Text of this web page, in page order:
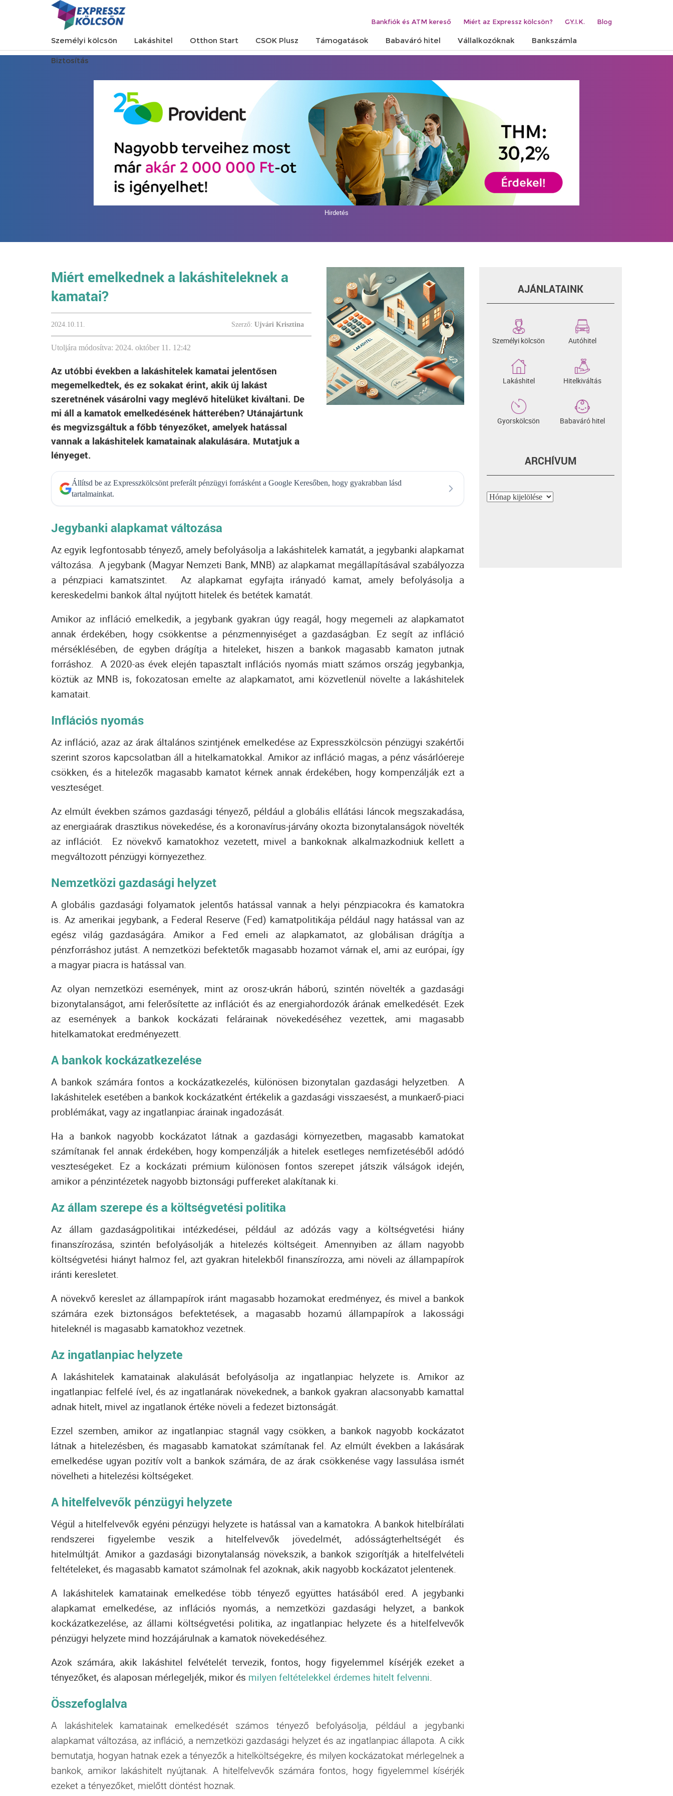
Bankfiók és ATM kereső Miért az Expressz kölcsön? GY.I.K. Blog
Személyi kölcsön Lakáshitel Otthon Start CSOK Plusz Támogatások Babaváró hitel Vállalkozóknak Bankszámla
Biztosítás
Hirdetés
Miért emelkednek a lakáshiteleknek a
kamatai?
2024.10.11. Szerző: Ujvári Krisztina
Utoljára módosítva: 2024. október 11. 12:42
Az utóbbi években a lakáshitelek kamatai jelentősen
megemelkedtek, és ez sokakat érint, akik új lakást
szeretnének vásárolni vagy meglévő hitelüket kiváltani. De
mi áll a kamatok emelkedésének hátterében? Utánajártunk
és megvizsgáltuk a főbb tényezőket, amelyek hatással
vannak a lakáshitelek kamatainak alakulására. Mutatjuk a
lényeget.
Állítsd be az Expresszkölcsönt preferált pénzügyi forrásként a Google Keresőben, hogy gyakrabban lásd
tartalmainkat.
Jegybanki alapkamat változása
Az egyik legfontosabb tényező, amely befolyásolja a lakáshitelek kamatát, a jegybanki alapkamat
változása. A jegybank (Magyar Nemzeti Bank, MNB) az alapkamat megállapításával szabályozza
a pénzpiaci kamatszintet. Az alapkamat egyfajta irányadó kamat, amely befolyásolja a
kereskedelmi bankok által nyújtott hitelek és betétek kamatát.
Amikor az infláció emelkedik, a jegybank gyakran úgy reagál, hogy megemeli az alapkamatot
annak érdekében, hogy csökkentse a pénzmennyiséget a gazdaságban. Ez segít az infláció
mérséklésében, de egyben drágítja a hiteleket, hiszen a bankok magasabb kamaton jutnak
forráshoz. A 2020-as évek elején tapasztalt inflációs nyomás miatt számos ország jegybankja,
köztük az MNB is, fokozatosan emelte az alapkamatot, ami közvetlenül növelte a lakáshitelek
kamatait.
Inflációs nyomás
Az infláció, azaz az árak általános szintjének emelkedése az Expresszkölcsön pénzügyi szakértői
szerint szoros kapcsolatban áll a hitelkamatokkal. Amikor az infláció magas, a pénz vásárlóereje
csökken, és a hitelezők magasabb kamatot kérnek annak érdekében, hogy kompenzálják ezt a
veszteséget.
Az elmúlt években számos gazdasági tényező, például a globális ellátási láncok megszakadása,
az energiaárak drasztikus növekedése, és a koronavírus-járvány okozta bizonytalanságok növelték
az inflációt. Ez növekvő kamatokhoz vezetett, mivel a bankoknak alkalmazkodniuk kellett a
megváltozott pénzügyi környezethez.
Nemzetközi gazdasági helyzet
A globális gazdasági folyamatok jelentős hatással vannak a helyi pénzpiacokra és kamatokra
is.Az amerikai jegybank, a Federal Reserve (Fed) kamatpolitikája például nagy hatással van az
egész világ gazdaságára. Amikor a Fed emeli az alapkamatot, az globálisan drágítja a
pénzforráshoz jutást. A nemzetközi befektetők magasabb hozamot várnak el, ami az európai, így
a magyar piacra is hatással van.
Az olyan nemzetközi események, mint az orosz-ukrán háború, szintén növelték a gazdasági
bizonytalanságot, ami felerősítette az inflációt és az energiahordozók árának emelkedését. Ezek
az események a bankok kockázati felárainak növekedéséhez vezettek, ami magasabb
hitelkamatokat eredményezett.
A bankok kockázatkezelése
A bankok számára fontos a kockázatkezelés, különösen bizonytalan gazdasági helyzetben. A
lakáshitelek esetében a bankok kockázatként értékelik a gazdasági visszaesést, a munkaerő-piaci
problémákat, vagy az ingatlanpiac árainak ingadozását.
Ha a bankok nagyobb kockázatot látnak a gazdasági környezetben, magasabb kamatokat
számítanak fel annak érdekében, hogy kompenzálják a hitelek esetleges nemfizetéséből adódó
veszteségeket. Ez a kockázati prémium különösen fontos szerepet játszik válságok idején,
amikor a pénzintézetek nagyobb biztonsági puffereket alakítanak ki.
Az állam szerepe és a költségvetési politika
Az állam gazdaságpolitikai intézkedései, például az adózás vagy a költségvetési hiány
finanszírozása, szintén befolyásolják a hitelezés költségeit. Amennyiben az állam nagyobb
költségvetési hiányt halmoz fel, azt gyakran hitelekből finanszírozza, ami növeli az állampapírok
iránti keresletet.
A növekvő kereslet az állampapírok iránt magasabb hozamokat eredményez, és mivel a bankok
számára ezek biztonságos befektetések, a magasabb hozamú állampapírok a lakossági
hiteleknél is magasabb kamatokhoz vezetnek.
Az ingatlanpiac helyzete
A lakáshitelek kamatainak alakulását befolyásolja az ingatlanpiac helyzete is. Amikor az
ingatlanpiac felfelé ível, és az ingatlanárak növekednek, a bankok gyakran alacsonyabb kamattal
adnak hitelt, mivel az ingatlanok értéke növeli a fedezet biztonságát.
Ezzel szemben, amikor az ingatlanpiac stagnál vagy csökken, a bankok nagyobb kockázatot
látnak a hitelezésben, és magasabb kamatokat számítanak fel.Az elmúlt években a lakásárak
emelkedése ugyan pozitív volt a bankok számára, de az árak csökkenése vagy lassulása ismét
növelheti a hitelezési költségeket.
A hitelfelvevők pénzügyi helyzete
Végül a hitelfelvevők egyéni pénzügyi helyzete is hatással van a kamatokra. A bankok hitelbírálati
rendszerei figyelembe veszik a hitelfelvevők jövedelmét, adósságterheltségét és
hitelmúltját. Amikor a gazdasági bizonytalanság növekszik, a bankok szigorítják a hitelfelvételi
feltételeket, és magasabb kamatot számolnak fel azoknak, akik nagyobb kockázatot jelentenek.
A lakáshitelek kamatainak emelkedése több tényező együttes hatásából ered. A jegybanki
alapkamat emelkedése, az inflációs nyomás, a nemzetközi gazdasági helyzet, a bankok
kockázatkezelése, az állami költségvetési politika, az ingatlanpiac helyzete és a hitelfelvevők
pénzügyi helyzete mind hozzájárulnak a kamatok növekedéséhez.
Azok számára, akik lakáshitel felvételét tervezik, fontos, hogy figyelemmel kísérjék ezeket a
tényezőket, és alaposan mérlegeljék, mikor és milyen feltételekkel érdemes hitelt felvenni.
Összefoglalva
A lakáshitelek kamatainak emelkedését számos tényező befolyásolja, például a jegybanki
alapkamat változása, az infláció, a nemzetközi gazdasági helyzet és az ingatlanpiac állapota. A cikk
bemutatja, hogyan hatnak ezek a tényezők a hitelköltségekre, és milyen kockázatokat mérlegelnek a
bankok, amikor lakáshitelt nyújtanak. A hitelfelvevők számára fontos, hogy figyelemmel kísérjék
ezeket a tényezőket, mielőtt döntést hoznak.
AJÁNLATAINK
Személyi kölcsön Autóhitel
Lakáshitel Hitelkiváltás
Gyorskölcsön Babaváró hitel
ARCHÍVUM
Archívum